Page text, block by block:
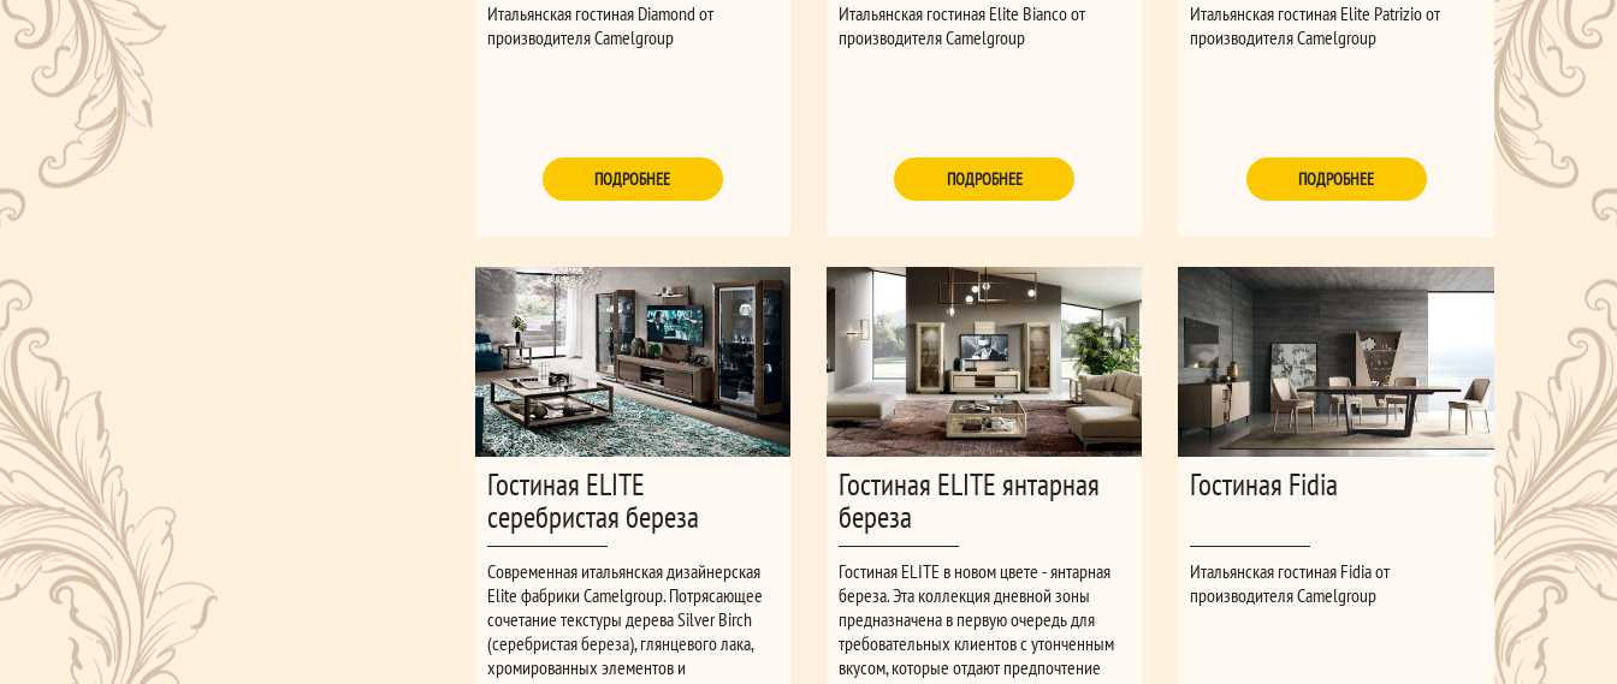
Итальянская гостиная Diamond от
производителя Camelgroup
ПОДРОБНЕЕ
Итальянская гостиная Elite Bianco от
производителя Camelgroup
ПОДРОБНЕЕ
Итальянская гостиная Elite Patrizio от
производителя Camelgroup
ПОДРОБНЕЕ
Гостиная ELITE
серебристая береза
Современная итальянская дизайнерская
Elite фабрики Camelgroup. Потрясающее
сочетание текстуры дерева Silver Birch
(серебристая береза), глянцевого лака,
хромированных элементов и
Гостиная ELITE янтарная
береза
Гостиная ELITE в новом цвете - янтарная
береза. Эта коллекция дневной зоны
предназначена в первую очередь для
требовательных клиентов с утонченным
вкусом, которые отдают предпочтение
Гостиная Fidia
Итальянская гостиная Fidia от
производителя Camelgroup